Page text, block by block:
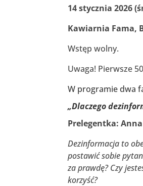
14 stycznia 2026
Kawiarnia Fama,
Wstęp wolny.
Uwaga! Pierwsze
W programie dwa
„Dlaczego
Prelegentka:
Dezinformacja to
postawić sobie
za prawdę? Czy
korzyść?